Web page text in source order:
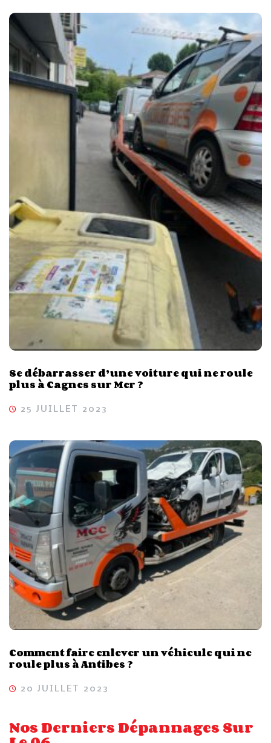
Se débarrasser d’une voiture qui ne roule
plus à Cagnes sur Mer ?
25 JUILLET 2023
Comment faire enlever un véhicule qui ne
roule plus à Antibes ?
20 JUILLET 2023
Nos Derniers Dépannages Sur